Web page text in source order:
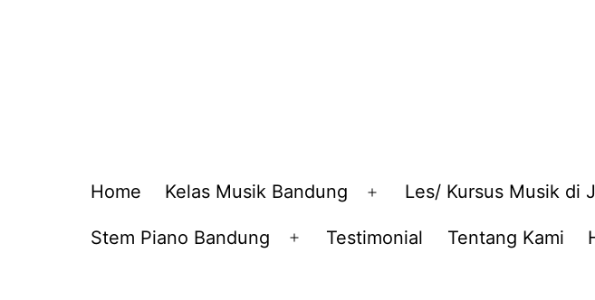
Home Kelas Musik Bandung
Open
menu
Les/ Kursus Musik di
Stem Piano Bandung
Open
Testimonial Tentang Kami